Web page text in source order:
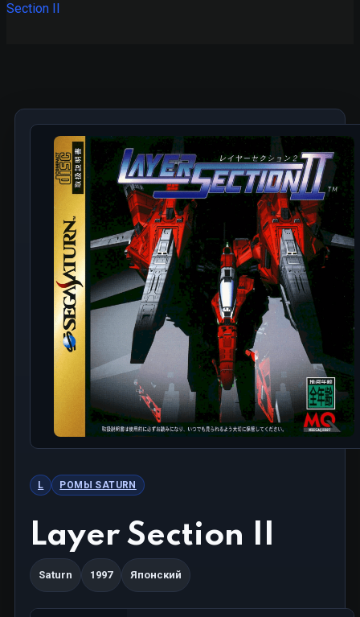
Section II
L РОМЫ SATURN
Layer Section II
Saturn 1997 Японский